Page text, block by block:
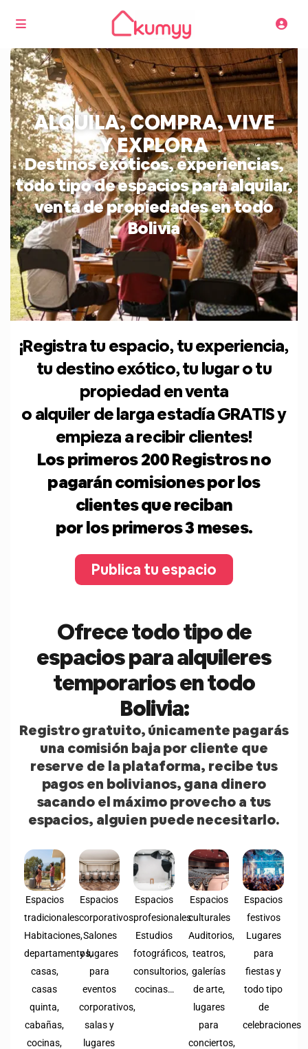
ALQUILA, COMPRA, VIVE
Y EXPLORA
Destinos exóticos, experiencias,
todo tipo de espacios para alquilar,
venta de propiedades en todo
Bolivia
¡Registra tu espacio, tu experiencia,
tu destino exótico, tu lugar o tu
propiedad en venta
o alquiler de larga estadía GRATIS y
empieza a recibir clientes!
Los primeros 200 Registros no
pagarán comisiones por los
clientes que reciban
por los primeros 3 meses.
Publica tu espacio
Ofrece todo tipo de
espacios para alquileres
temporarios en todo
Bolivia:
Registro gratuito, únicamente pagarás
una comisión baja por cliente que
reserve de la plataforma, recibe tus
pagos en bolivianos, gana dinero
sacando el máximo provecho a tus
espacios, alguien puede necesitarlo.
Espacios
tradicionales
Habitaciones,
departamentos,
casas,
casas
quinta,
cabañas,
cocinas,
Espacios
corporativos
Salones
y lugares
para
eventos
corporativos,
salas y
lugares
Espacios
profesionales
Estudios
fotográficos,
consultorios,
cocinas…
Espacios
culturales
Auditorios,
teatros,
galerías
de arte,
lugares
para
conciertos,
Espacios
festivos
Lugares
para
fiestas y
todo tipo
de
celebraciones